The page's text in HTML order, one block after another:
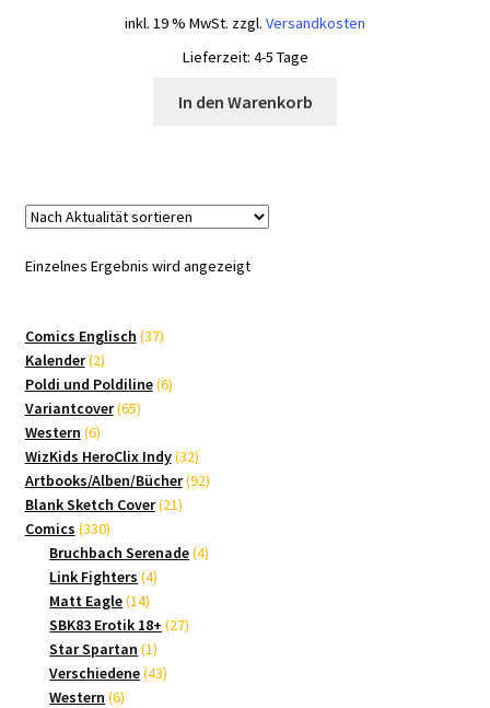
Preis
10,00 €
Preis
7,00 €.
inkl. 19 % MwSt. zzgl. Versandkosten
Lieferzeit: 4-5 Tage
In den Warenkorb
Einzelnes Ergebnis wird angezeigt
Comics Englisch 3737
Kalender 22
Produkte
Poldi und Poldiline 66
Variantcover 6565
Western 66
Produkte
WizKids HeroClix Indy 3232
Produkte
Artbooks/Alben/Bücher 9292
Blank Sketch Cover 2121
Comics 330330
Produkte
Bruchbach Serenade 44
Link Fighters 44
Matt Eagle 1414
Produkte
SBK83 Erotik 18+ 2727
Star Spartan 11
Produkt
Verschiedene 4343
Western 66